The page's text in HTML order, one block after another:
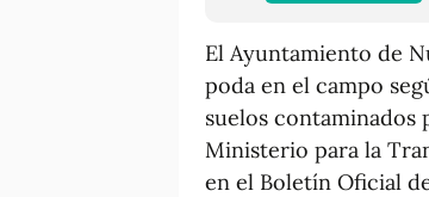
El Ayuntamiento de
poda en el campo
suelos contaminados
Ministerio para la
en el Boletín Oficial